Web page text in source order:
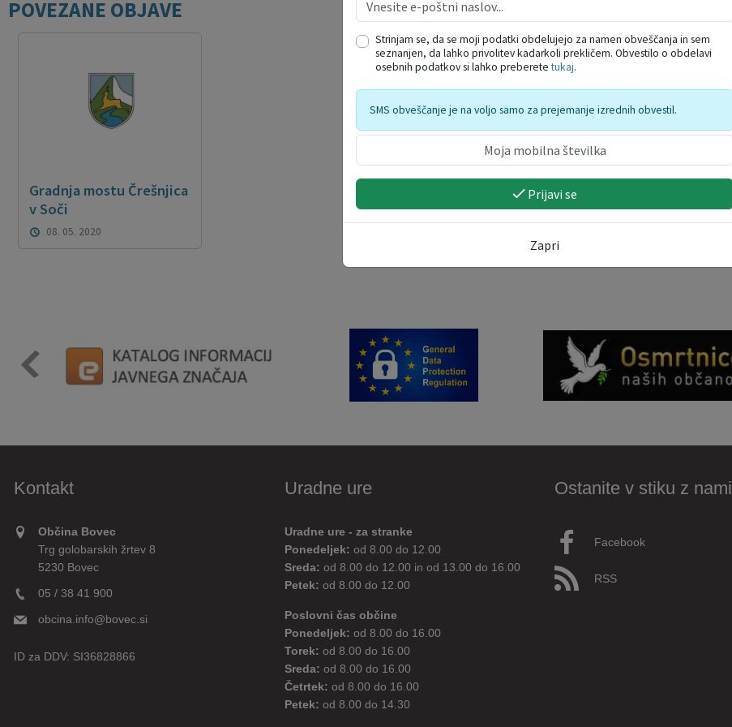
POVEZANE OBJAVE
Gradnja mostu Črešnjica
v Soči
08. 05. 2020
Kontakt
Občina Bovec
Trg golobarskih žrtev 8
5230 Bovec
05 / 38 41 900
obcina.info@bovec.si
ID za DDV: SI36828866
Uradne ure
Uradne ure - za stranke
Ponedeljek: od 8.00 do 12.00
Sreda: od 8.00 do 12.00 in od 13.00 do 16.00
Petek: od 8.00 do 12.00
Poslovni čas občine
Ponedeljek: od 8.00 do 16.00
Torek: od 8.00 do 16.00
Sreda: od 8.00 do 16.00
Četrtek: od 8.00 do 16.00
Petek: od 8.00 do 14.30
Ostanite v stiku z nami
Facebook
RSS
Strinjam se, da se moji podatki obdelujejo za namen obveščanja in sem
seznanjen, da lahko privolitev kadarkoli prekličem. Obvestilo o obdelavi
osebnih podatkov si lahko preberetetukaj.
SMS obveščanje je na voljo samo za prejemanje izrednih obvestil.
Prijavi se
Zapri